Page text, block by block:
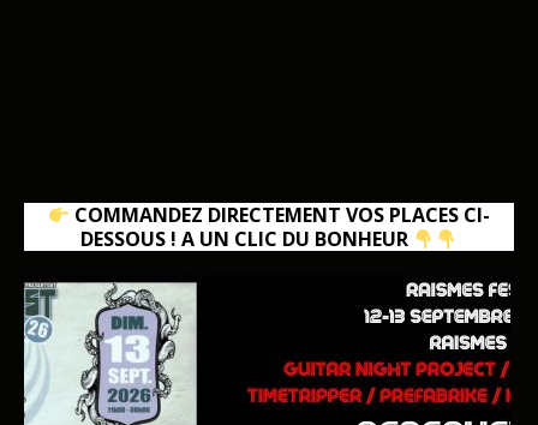
COMMANDEZ DIRECTEMENT VOS PLACES CI-
DESSOUS ! A UN CLIC DU BONHEUR